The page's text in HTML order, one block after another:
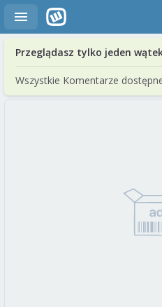
Przeglądasz tylko jeden
Wszystkie Komentarze